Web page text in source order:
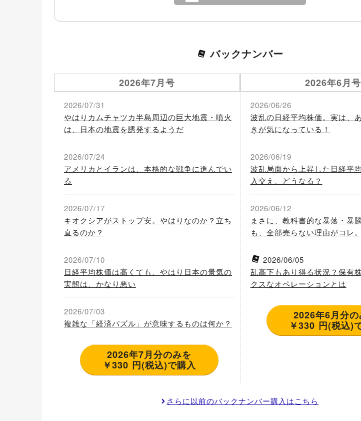
バックナンバー
2026年7月号
2026/07/31
やはりカムチャツカ半島周辺の巨大地震・噴火
は、日本の地震を誘発するようだ
2026/07/24
アメリカとイランは、本格的な戦争に進んでい
る
2026/07/17
キオクシアがストップ安。やはりなのか？立ち
直るのか？
2026/07/10
日経平均株価は高くても、やはり日本の景気の
実態は、かなり悪い
2026/07/03
複雑な「経済パズル」が意味するものは何か？
2026年7月分のみを
￥330 円(税込)で購入
2026年6月号
2026/06/26
波乱の日経平均株価。実は、
きが気になっている！
2026/06/19
波乱局面から上昇した日経平
入交え、どうなる？
2026/06/12
まさに、教科書的な暴落・暴
も、全部売らない理由がコレ。
2026/06/05
乱高下もあり得る状況？保有
クスなオペレーションとは
2026年6月分の
￥330 円(税
さらに以前のバックナンバー購入はこちら